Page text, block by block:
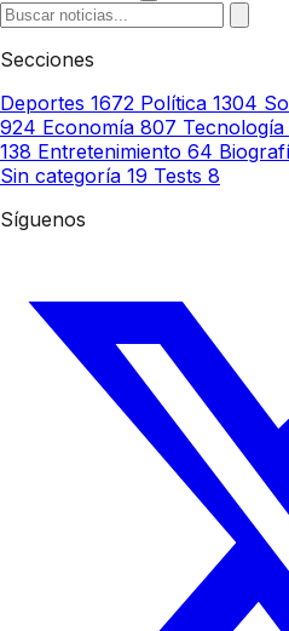
Secciones
Deportes 1672 Política 1304
924 Economía 807 Tecnología
138 Entretenimiento 64
Sin categoría 19 Tests 8
Síguenos